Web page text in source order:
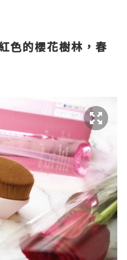
色的櫻花樹林，春